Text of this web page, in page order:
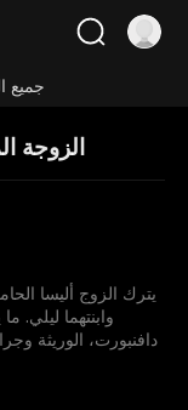
جميع
الزوجة
يترك الزوج أليسا
وابنتهما ليلي.
دافنبورت، الوريثة